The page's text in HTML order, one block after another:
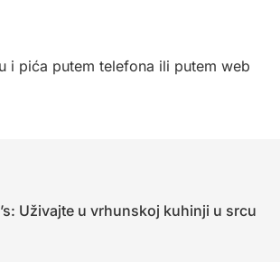
i pića putem telefona ili putem web
Uživajte u vrhunskoj kuhinji u srcu